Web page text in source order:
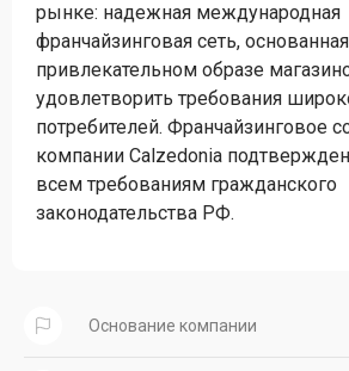
рынке: надежная международная
франчайзинговая сеть,
привлекательном образе
удовлетворить требования
потребителей. Франчайзинговое
компании Calzedonia
всем требованиям гражданского
законодательства РФ.
Основание компании